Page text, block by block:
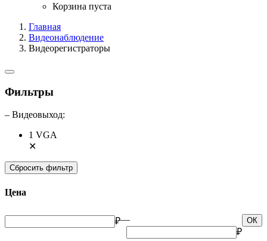
Корзина пуста
Главная
Видеонаблюдение
Видеорегистраторы
Фильтры
– Видеовыход:
1 VGA
✕
Сбросить фильтр
Цена
₽— ОК
₽